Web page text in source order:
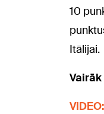
10
Itālijai.